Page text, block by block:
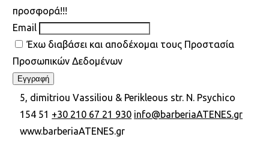
προσφορά!!!
Email
Έχω διαβάσει και αποδέχομαι τους Προστασία
Προσωπικών Δεδομένων
5, dimitriou Vassiliou & Perikleous str. N. Psychico
154 51 +30 210 67 21 930 info@barberiaATENES.gr
www.barberiaATENES.gr